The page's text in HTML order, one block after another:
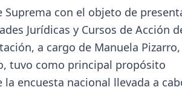
con el objeto de
Jurídicas y Cursos de Acción
a cargo de Manuela Pizarro,
tuvo como principal propósito
encuesta nacional llevada a